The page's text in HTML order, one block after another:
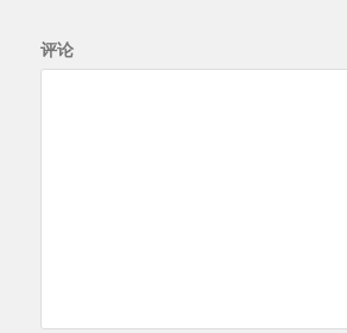
评论